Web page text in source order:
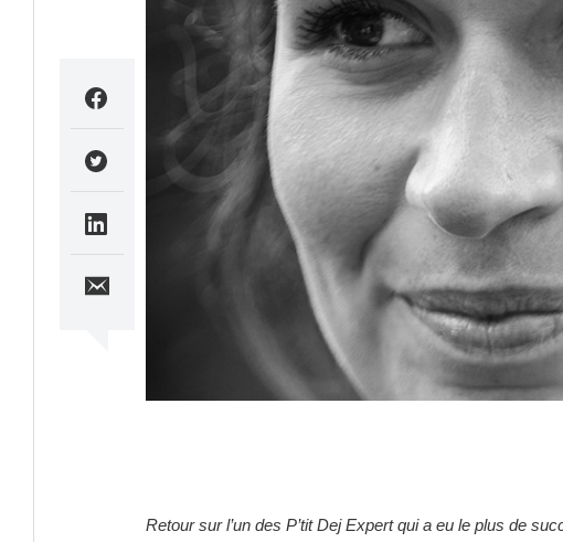
Retour sur l’un des P’tit Dej Expert qui a eu le plus de